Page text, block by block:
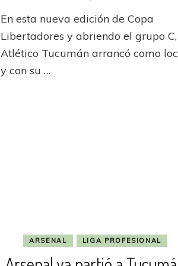
En esta nueva edición de Copa
Libertadores y abriendo el grupo C,
Atlético Tucumán arrancó como
y con su …
ARSENAL LIGA PROFESIONAL